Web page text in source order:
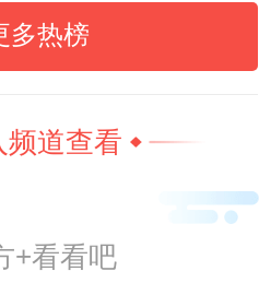
街、613个村（社
务保障“百县千镇
工作手册》，为
了东莞市3个功能
多热榜
频道查看
+看看吧